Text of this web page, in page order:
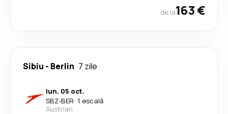
de la163 €
Sibiu - Berlin 7 zile
lun. 05 oct.
SBZ-BER· 1 escală
Austrian